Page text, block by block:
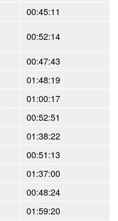
00:45:11
00:52:14
00:47:43
01:48:19
01:00:17
00:52:51
01:38:22
00:51:13
01:37:00
00:48:24
01:59:20